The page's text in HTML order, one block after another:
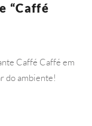
“Caffé
Caffé Caffé em
do ambiente!